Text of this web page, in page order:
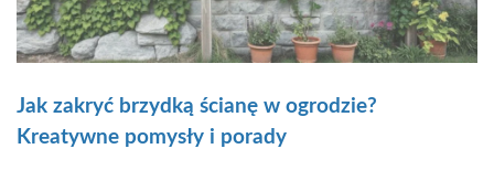
Jak zakryć brzydką ścianę w ogrodzie?
Kreatywne pomysły i porady